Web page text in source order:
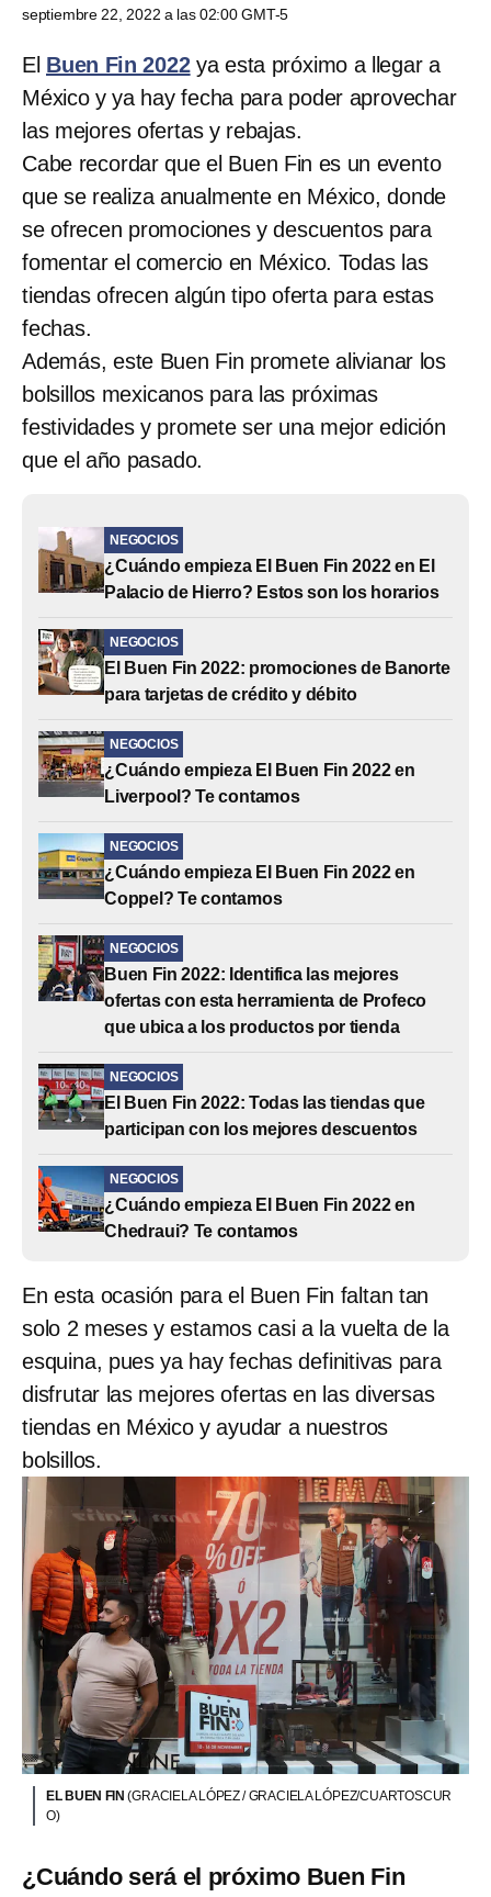
septiembre 22, 2022 a las 02:00 GMT-5
El Buen Fin 2022ya esta próximo a llegar a
México y ya hay fecha para poder aprovechar
las mejores ofertas y rebajas.
Cabe recordar que el Buen Fin es un evento
que se realiza anualmente en México, donde
se ofrecen promociones y descuentos para
fomentar el comercio en México. Todas las
tiendas ofrecen algún tipo oferta para estas
fechas.
Además, este Buen Fin promete alivianar los
bolsillos mexicanos para las próximas
festividades y promete ser una mejor edición
que el año pasado.
NEGOCIOS
¿Cuándo empieza El Buen Fin 2022 en El
Palacio de Hierro? Estos son los horarios
NEGOCIOS
El Buen Fin 2022: promociones de Banorte
para tarjetas de crédito y débito
NEGOCIOS
¿Cuándo empieza El Buen Fin 2022 en
Liverpool? Te contamos
NEGOCIOS
¿Cuándo empieza El Buen Fin 2022 en
Coppel? Te contamos
NEGOCIOS
Buen Fin 2022: Identifica las mejores
ofertas con esta herramienta de Profeco
que ubica a los productos por tienda
NEGOCIOS
El Buen Fin 2022: Todas las tiendas que
participan con los mejores descuentos
NEGOCIOS
¿Cuándo empieza El Buen Fin 2022 en
Chedraui? Te contamos
En esta ocasión para el Buen Fin faltan tan
solo 2 meses y estamos casi a la vuelta de la
esquina, pues ya hay fechas definitivas para
disfrutar las mejores ofertas en las diversas
tiendas en México y ayudar a nuestros
bolsillos.
EL BUEN FIN(GRACIELA LÓPEZ / GRACIELA LÓPEZ/CUARTOSCUR
O)
¿Cuándo será el próximo Buen Fin